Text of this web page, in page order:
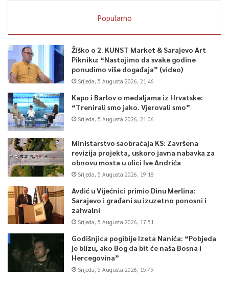
Popularno
Žiško o 2. KUNST Market & Sarajevo Art
Pikniku: “Nastojimo da svake godine
ponudimo više događaja” (video)
Srijeda, 5 Augusta 2026, 21:46
Kapo i Barlov o medaljama iz Hrvatske:
“Trenirali smo jako. Vjerovali smo”
Srijeda, 5 Augusta 2026, 21:06
Ministarstvo saobraćaja KS: Završena
revizija projekta, uskoro javna nabavka za
obnovu mosta u ulici Ive Andrića
Srijeda, 5 Augusta 2026, 19:18
Avdić u Vijećnici primio Dinu Merlina:
Sarajevo i građani su izuzetno ponosni i
zahvalni
Srijeda, 5 Augusta 2026, 17:51
Godišnjica pogibije Izeta Nanića: “Pobjeda
je blizu, ako Bog da bit će naša Bosna i
Hercegovina”
Srijeda, 5 Augusta 2026, 15:49